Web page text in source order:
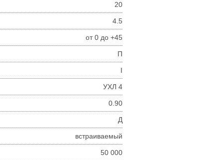
20
4.5
от 0 до +45
П
I
УХЛ 4
0.90
Д
встраиваемый
50 000